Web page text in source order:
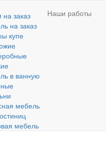
на заказ
на заказ
купе
в ванную
мебель
мебель
Наши работы